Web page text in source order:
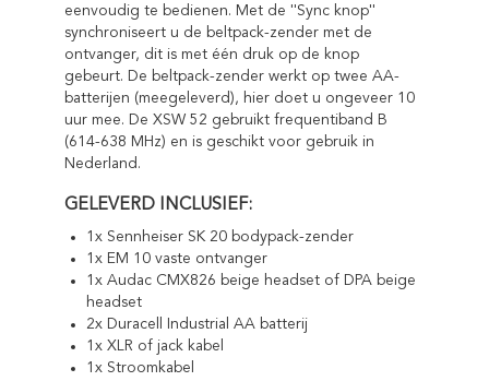
eenvoudig te bedienen. Met de ''Sync knop''
synchroniseert u de beltpack-zender met de
ontvanger, dit is met één druk op de knop
gebeurt. De beltpack-zender werkt op twee AA-
batterijen (meegeleverd), hier doet u ongeveer 10
uur mee. De XSW 52 gebruikt frequentiband B
(614-638 MHz) en is geschikt voor gebruik in
Nederland.
GELEVERD INCLUSIEF:
1x Sennheiser SK 20 bodypack-zender
1x EM 10 vaste ontvanger
1x Audac CMX826 beige headset of DPA beige
headset
2x Duracell Industrial AA batterij
1x XLR of jack kabel
1x Stroomkabel